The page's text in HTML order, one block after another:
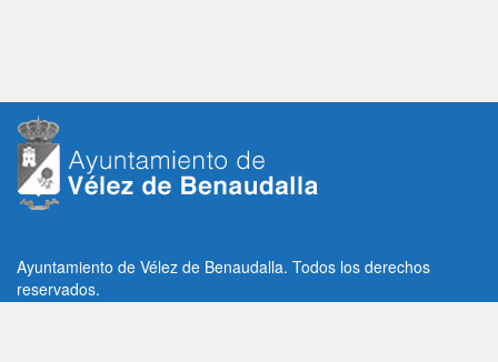
Ayuntamiento de Vélez de Benaudalla. Todos los derechos
reservados.